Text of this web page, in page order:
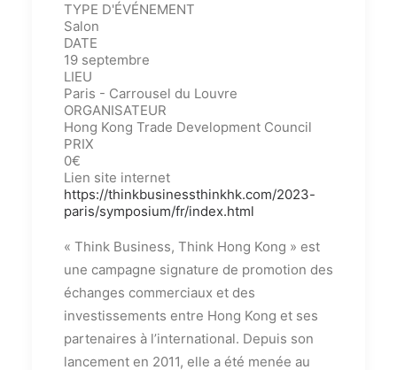
TYPE D'ÉVÉNEMENT
Salon
DATE
19 septembre
LIEU
Paris - Carrousel du Louvre
ORGANISATEUR
Hong Kong Trade Development Council
PRIX
0€
Lien site internet
https://thinkbusinessthinkhk.com/2023-
paris/symposium/fr/index.html
« Think Business, Think Hong Kong » est
une campagne signature de promotion des
échanges commerciaux et des
investissements entre Hong Kong et ses
partenaires à l’international. Depuis son
lancement en 2011, elle a été menée au